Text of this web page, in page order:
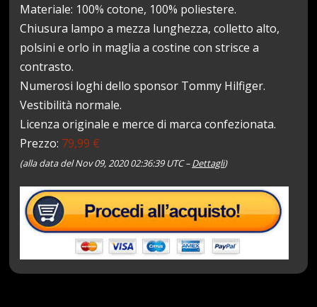
Materiale: 100% cotone, 100% poliestere.
Chiusura lampo a mezza lunghezza, colletto alto,
polsini e orlo in maglia a costine con strisce a
contrasto.
Numerosi loghi dello sponsor Tommy Hilfiger.
Vestibilità normale.
Licenza originale e merce di marca confezionata.
Prezzo: 79,99 €
(alla data del Nov 09, 2020 02:36:39 UTC –Dettagli)